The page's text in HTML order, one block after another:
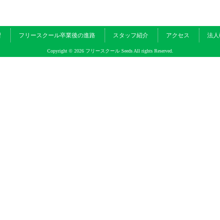
フリースクール卒業後の進路 スタッフ紹介 アクセス 法
Copyright © 2026 フリースクール Seeds All rights Reserved.